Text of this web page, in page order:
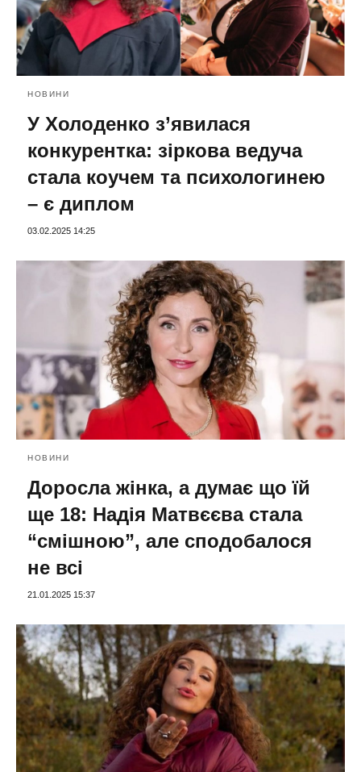
НОВИНИ
У Холоденко з’явилася
конкурентка: зіркова ведуча
стала коучем та психологинею
– є диплом
03.02.2025 14:25
НОВИНИ
Доросла жінка, а думає що їй
ще 18: Надія Матвєєва стала
“смішною”, але сподобалося
не всі
21.01.2025 15:37